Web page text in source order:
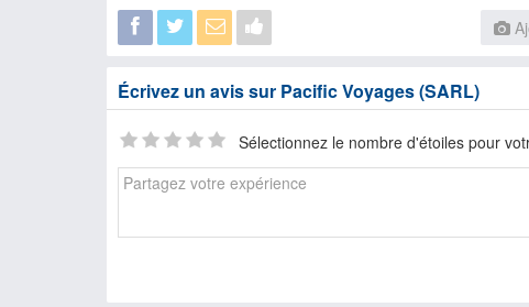
Écrivez un avis sur Pacific Voyages (SARL)
Sélectionnez le nombre d'étoiles pour